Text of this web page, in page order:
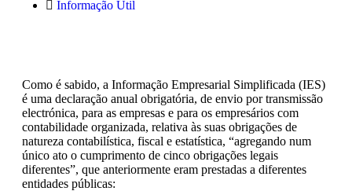
Informação Útil
Como é sabido, a Informação Empresarial Simplificada (IES)
é uma declaração anual obrigatória, de envio por transmissão
electrónica, para as empresas e para os empresários com
contabilidade organizada, relativa às suas obrigações de
natureza contabilística, fiscal e estatística, “agregando num
único ato o cumprimento de cinco obrigações legais
diferentes”, que anteriormente eram prestadas a diferentes
entidades públicas: